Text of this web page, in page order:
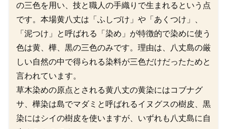
の三色を用い、技と職人の手織りで生まれるという点
です。本場黄八丈は「ふしづけ」や「あくつけ」、
「泥つけ」と呼ばれる「染め」が特徴的で染めに使う
色は黄、樺、黒の三色のみです。理由は、八丈島の厳
しい自然の中で得られる染料が三色だけだったためと
言われています。
草木染めの原点とされる黄八丈の黄染にはコブナグ
サ、樺染は島でマダミと呼ばれるイヌグスの樹皮、黒
染にはシイの樹皮を使いますが、いずれも八丈島に自